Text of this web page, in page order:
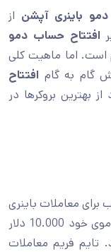
باینری آپشن از
افتتاح حساب دمو
است. اما ماهیت کلی
گام به گام افتتاح
بهترین بروکرها در
برای معاملات باینری
آپشن در ایران است. این بروکر در حساب دموی خود 10.000 دلار
تایم فریم معاملات